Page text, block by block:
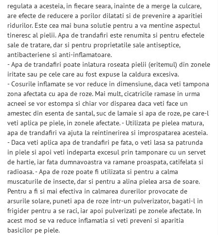
regulata a acesteia, in fiecare seara, inainte de a merge la culcare,
are efecte de reducere a porilor dilatati si de prevenire a aparitiei
ridurilor. Este cea mai buna solutie pentru a va mentine aspectul
tineresc al pielii. Apa de trandafiri este renumita si pentru efectele
sale de tratare, dar si pentru proprietatile sale antiseptice,
antibacteriene si anti-inflamatoare.
- Apa de trandafiri poate inlatura roseata pielii (eritemul) din zonele
iritate sau pe cele care au fost expuse la caldura excesiva.
- Cosurile inflamate se vor reduce in dimensiune, daca veti tampona
zona afectata cu apa de roze. Mai mult, cicatricile ramase in urma
acneei se vor estompa si chiar vor disparea daca veti face un
amestec din esenta de santal, suc de lamaie si apa de roze, pe care-l
veti aplica pe piele, in zonele afectate. - Utilizata pe pielea matura,
apa de trandafiri va ajuta la reintinerirea si improspatarea acesteia.
- Daca veti aplica apa de trandafiri pe fata, o veti lasa sa patrunda
in piele si apoi veti indeparta excesul prin tamponare cu un servet
de hartie, iar fata dumnavoastra va ramane proaspata, catifelata si
radioasa. - Apa de roze poate fi utilizata si pentru a calma
muscaturile de insecte, dar si pentru a alina pielea arsa de soare.
Pentru a fi si mai efectiva in calmarea durerilor provocate de
arsurile solare, puneti apa de roze intr-un pulverizator, bagati-l in
frigider pentru a se raci, iar apoi pulverizati pe zonele afectate. In
acest mod se va reduce inflamatia si veti preveni si aparitia
basicilor pe piele.